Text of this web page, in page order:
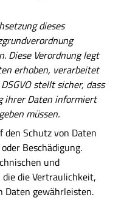
dieses
Diese Verordnung legt
erhoben, verarbeitet
stellt sicher, dass
ihrer Daten informiert
müssen.
Schutz von Daten
Beschädigung.
und
die Vertraulichkeit,
Daten gewährleisten.